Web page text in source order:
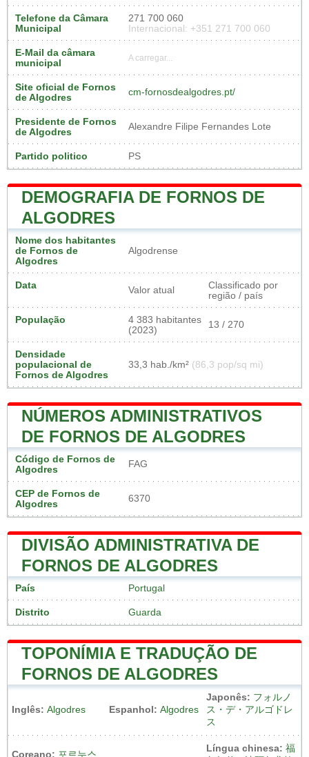
Telefone da Câmara
Municipal
271 700 060
Internacional: +351 271 700 060
E-Mail da câmara
municipal
A carregar...
Site oficial de Fornos
de Algodres
cm-fornosdealgodres.pt/
Presidente de Fornos
de Algodres
Alexandre Filipe Fernandes Lote
Partido politico PS
DEMOGRAFIA DE FORNOS DE
ALGODRES
Nome dos habitantes
de Fornos de
Algodres
Algodrense
Data Valor atual
Classificado por
região / país
População
4 383 habitantes
(2023)
13 / 270
Densidade
populacional de
Fornos de Algodres
33,3 hab./km² (86,3 pop/sq mi)
NÚMEROS ADMINISTRATIVOS
DE FORNOS DE ALGODRES
Código de Fornos de
Algodres
FAG
CEP de Fornos de
Algodres
6370
DIVISÃO ADMINISTRATIVA DE
FORNOS DE ALGODRES
País Portugal
Distrito Guarda
TOPONÍMIA E TRADUÇÃO DE
FORNOS DE ALGODRES
Inglês: Algodres Espanhol: Algodres
Japonês: フォルノ
ス・デ・アルゴドレ
ス
Coreano: 포르누스
Língua chinesa: 福